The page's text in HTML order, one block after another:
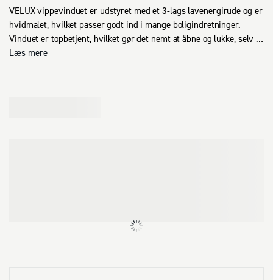
VELUX vippevinduet er udstyret med et 3-lags lavenergirude og er
hvidmalet, hvilket passer godt ind i mange boligindretninger.
Vinduet er topbetjent, hvilket gør det nemt at åbne og lukke, selv
når der er møbler placeret under det. Den praktiske styreskinne
Læs mere